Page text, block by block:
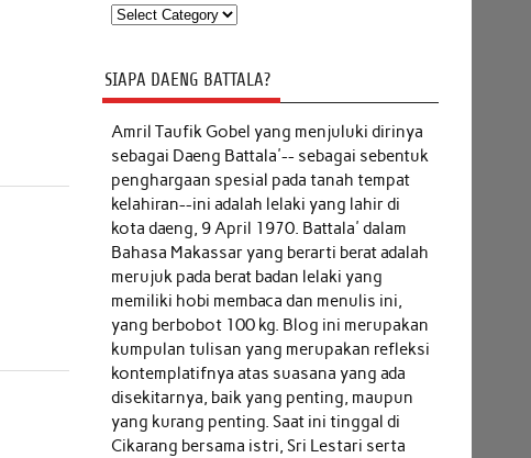
Kategori
SIAPA DAENG BATTALA?
Amril Taufik Gobel yang menjuluki dirinya
sebagai Daeng Battala'-- sebagai sebentuk
penghargaan spesial pada tanah tempat
kelahiran--ini adalah lelaki yang lahir di
kota daeng, 9 April 1970. Battala' dalam
Bahasa Makassar yang berarti berat adalah
merujuk pada berat badan lelaki yang
memiliki hobi membaca dan menulis ini,
yang berbobot 100 kg. Blog ini merupakan
kumpulan tulisan yang merupakan refleksi
kontemplatifnya atas suasana yang ada
disekitarnya, baik yang penting, maupun
yang kurang penting. Saat ini tinggal di
Cikarang bersama istri, Sri Lestari serta